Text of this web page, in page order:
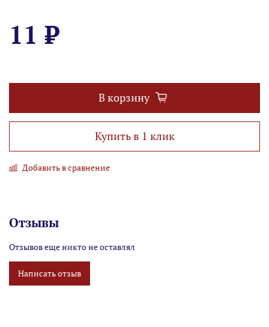
11 ₽
В корзину
Купить в 1 клик
Добавить в сравнение
Отзывы
Отзывов еще никто не оставлял
Написать отзыв